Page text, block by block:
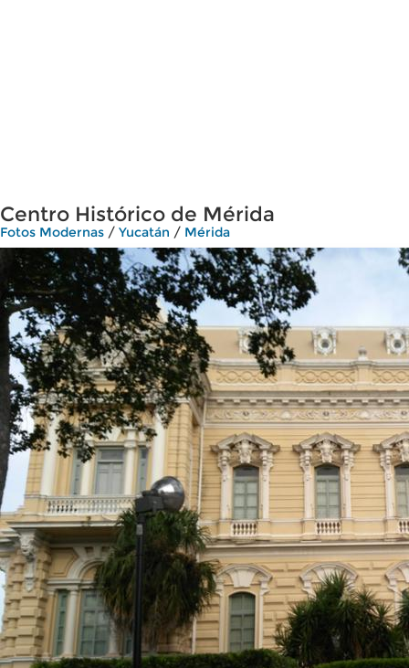
Centro Histórico de Mérida
Fotos Modernas / Yucatán / Mérida